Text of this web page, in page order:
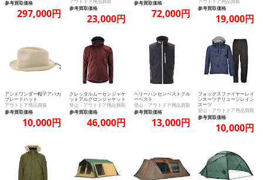
参考買取価格
297,000円
参考買取価格
23,000円
参考買取価格
72,000円
参考買取価格
19,000円
アンドワンダー帽子アバカ
ブレードハット
アウトドア用品買取
参考買取価格
10,000円
クレッタルムーセンジャケ
ットアルグロンジャケット
登山・アウトドア用品買取
参考買取価格
46,000円
ヘリーハンセンベストクル
ーベスト
登山・アウトドア用品買取
参考買取価格
13,000円
フォックスファイヤーレイ
ンスーツデリュージレイン
スーツ
登山・アウトドア用品買取
参考買取価格
10,000円